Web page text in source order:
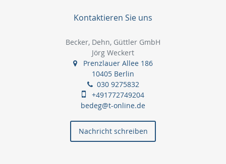
Kontaktieren Sie uns
Becker, Dehn, Güttler GmbH
Jörg Weckert
Prenzlauer Allee 186
10405 Berlin
030 9275832
+491772749204
bedeg@t-online.de
Nachricht schreiben